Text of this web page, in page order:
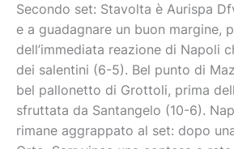
Secondo set: Stavolta è Aurispa
e a guadagnare un buon margine,
dell’immediata reazione di Napoli
dei salentini (6-5). Bel punto di
bel pallonetto di Grottoli, prima
sfruttata da Santangelo (10-6).
rimane aggrappato al set: dopo